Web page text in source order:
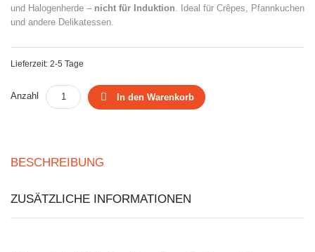
und Halogenherde – nicht für Induktion. Ideal für Crêpes, Pfannkuchen
und andere Delikatessen.
Lieferzeit: 2-5 Tage
Anzahl In den Warenkorb
BESCHREIBUNG
ZUSÄTZLICHE INFORMATIONEN